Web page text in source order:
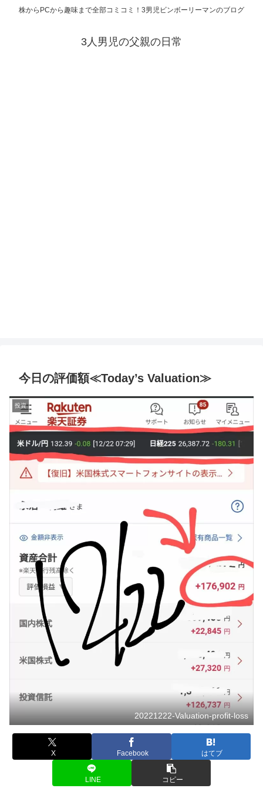
株からPCから趣味まで全部コミコミ！3男児ビンボーリーマンのブログ
3人男児の父親の日常
今日の評価額≪Today’s Valuation≫
投資
20221222-Valuation-profit-loss
X Facebook はてブ
LINE コピー